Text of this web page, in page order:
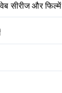
सीरीज और फिल्में